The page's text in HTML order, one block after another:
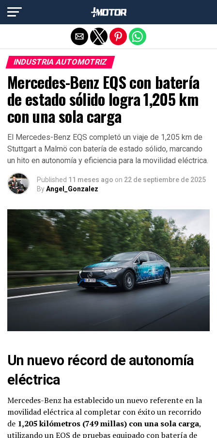
INDUSTRIA AUTOMOTRIZ
Mercedes-Benz EQS con batería
de estado sólido logra 1,205 km
con una sola carga
El Mercedes-Benz EQS completó un viaje de 1,205 km de
Stuttgart a Malmö con batería de estado sólido, marcando
un hito en autonomía y eficiencia para la movilidad eléctrica.
Published 11 meses ago on 22 de septiembre de 2025
ByAngel_Gonzalez
Un nuevo récord de autonomía
eléctrica
Mercedes-Benz ha establecido un nuevo referente en la
movilidad eléctrica al completar con éxito un recorrido
de 1,205 kilómetros (749 millas) con una sola carga,
utilizando un EQS de pruebas equipado con batería de
Salir de la versión móvil